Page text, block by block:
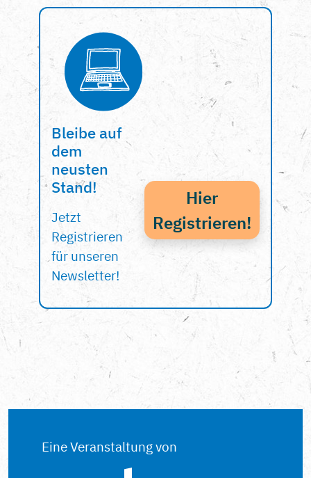
Bleibe auf
dem
neusten
Stand!
Jetzt
Registrieren
für unseren
Newsletter!
Hier
Registrieren!
Eine Veranstaltung von